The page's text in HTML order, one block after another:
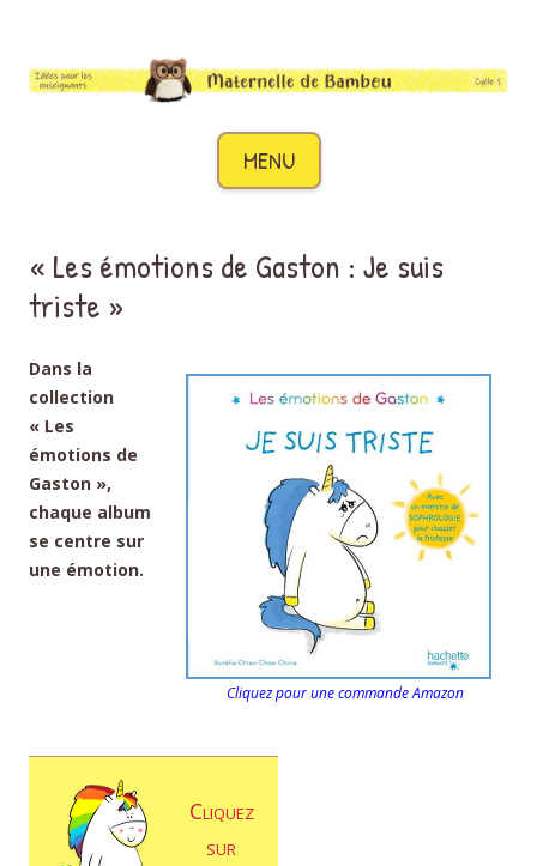
MENU
Aller au contenu
« Les émotions de Gaston : Je suis
triste »
Cliquez pour une commande Amazon
Dans la
collection
« Les
émotions de
Gaston »,
chaque album
se centre sur
une émotion.
Cliquez
sur